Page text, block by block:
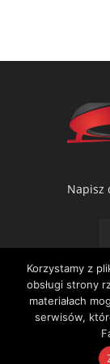
Napisz
Kontakt
© NEWS Sp. z
Korzystamy z
obsługi strony
materiałach
serwisów,